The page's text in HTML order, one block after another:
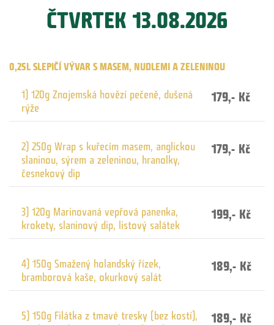
ČTVRTEK 13.08.2026
0,25L SLEPIČÍ VÝVAR S MASEM, NUDLEMI A ZELENINOU
1) 120g Znojemská hovězí pečeně, dušená
rýže 179,- Kč
2) 250g Wrap s kuřecím masem, anglickou
slaninou, sýrem a zeleninou, hranolky,
česnekový dip
179,- Kč
3) 120g Marinovaná vepřová panenka,
krokety, slaninový dip, listový salátek 199,- Kč
4) 150g Smažený holandský řízek,
bramborová kaše, okurkový salát 189,- Kč
5) 150g Filátka z tmavé tresky (bez kostí), 189,- Kč